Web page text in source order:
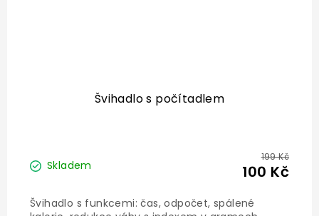
Švihadlo s počítadlem
Skladem
199 Kč
100 Kč
Švihadlo s funkcemi: čas, odpočet, spálené